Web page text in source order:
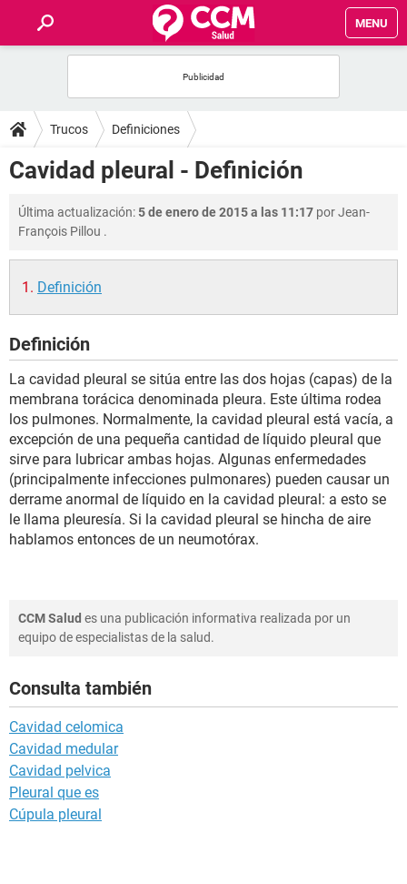
MENU
FOROS
SALUD
FAMILIA
NUTRICIÓN
SEXUALIDAD
GLOSARIO
Trucos Definiciones
Cavidad pleural - Definición
Última actualización:5 de enero de 2015 a las 11:17 porJean-
François Pillou .
Definición
Definición
La cavidad pleural se sitúa entre las dos hojas (capas) de la
membrana torácica denominada pleura. Este última rodea
los pulmones. Normalmente, la cavidad pleural está vacía, a
excepción de una pequeña cantidad de líquido pleural que
sirve para lubricar ambas hojas. Algunas enfermedades
(principalmente infecciones pulmonares) pueden causar un
derrame anormal de líquido en la cavidad pleural: a esto se
le llama pleuresía. Si la cavidad pleural se hincha de aire
hablamos entonces de un neumotórax.
CCM Salud es una publicación informativa realizada por un
equipo de especialistas de la salud.
Consulta también
Cavidad celomica
Cavidad medular
Cavidad pelvica
Pleural que es
Cúpula pleural